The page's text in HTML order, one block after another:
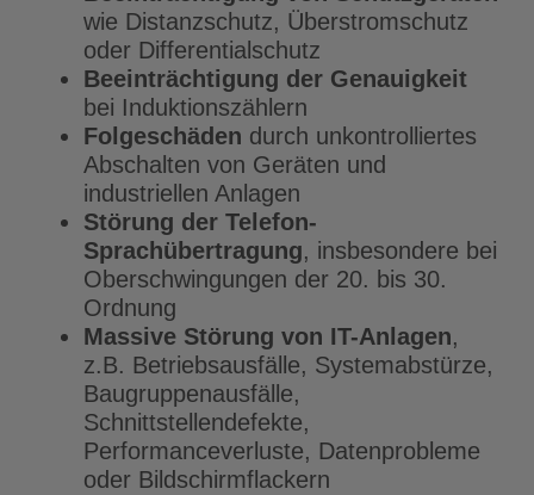
wie Distanzschutz, Überstromschutz
oder Differentialschutz
Beeinträchtigung der Genauigkeit
bei Induktionszählern
Folgeschäden durch unkontrolliertes
Abschalten von Geräten und
industriellen Anlagen
Störung der Telefon-
Sprachübertragung, insbesondere bei
Oberschwingungen der 20. bis 30.
Ordnung
Massive Störung von IT-Anlagen,
z.B. Betriebsausfälle, Systemabstürze,
Baugruppenausfälle,
Schnittstellendefekte,
Performanceverluste, Datenprobleme
oder Bildschirmflackern